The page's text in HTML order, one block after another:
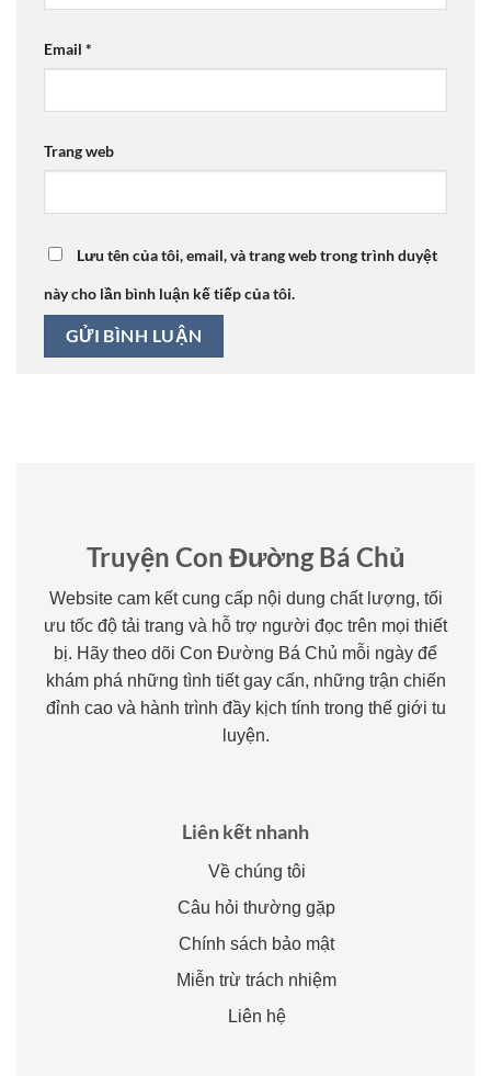
Email *
Trang web
Lưu tên của tôi, email, và trang web trong trình duyệt
này cho lần bình luận kế tiếp của tôi.
Truyện Con Đường Bá Chủ
Website cam kết cung cấp nội dung chất lượng, tối
ưu tốc độ tải trang và hỗ trợ người đọc trên mọi thiết
bị. Hãy theo dõi Con Đường Bá Chủ mỗi ngày để
khám phá những tình tiết gay cấn, những trận chiến
đỉnh cao và hành trình đầy kịch tính trong thế giới tu
luyện.
Liên kết nhanh
Về chúng tôi
Câu hỏi thường gặp
Chính sách bảo mật
Miễn trừ trách nhiệm
Liên hệ